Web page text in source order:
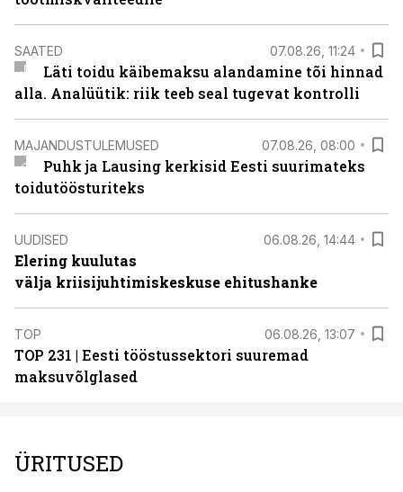
SAATED 07.08.26, 11:24
Läti toidu käibemaksu alandamine tõi hinnad
alla. Analüütik: riik teeb seal tugevat kontrolli
MAJANDUSTULEMUSED 07.08.26, 08:00
Puhk ja Lausing kerkisid Eesti suurimateks
toidutöösturiteks
UUDISED 06.08.26, 14:44
Elering kuulutas
välja kriisijuhtimiskeskuse ehitushanke
TOP 06.08.26, 13:07
TOP 231 | Eesti tööstussektori suuremad
maksuvõlglased
ÜRITUSED